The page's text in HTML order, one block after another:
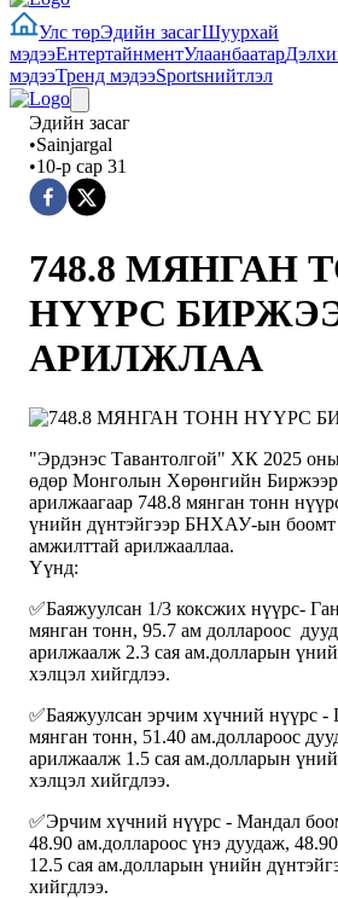
Улс төрЭдийн засагШуурхай
мэдээЕнтертайнментУлаанбаатар
мэдээТренд мэдээSportsнийтлэл
Эдийн засаг
•Sainjargal
•10-р сар 31
748.8 МЯНГАН
НҮҮРС
АРИЛЖЛАА
"Эрдэнэс Тавантолгой" ХК 2025
өдөр Монголын Хөрөнгийн Биржээр
арилжаагаар 748.8 мянган тонн
үнийн дүнтэйгээр БНХАУ-ын боомт
амжилттай арилжааллаа.
Үүнд:
✅Баяжуулсан 1/3 коксжих нүүрс-
мянган тонн, 95.7 ам доллароос
арилжаалж 2.3 сая ам.долларын
хэлцэл хийгдлээ.
✅Баяжуулсан эрчим хүчний нүүрс -
мянган тонн, 51.40 ам.доллароос
арилжаалж 1.5 сая ам.долларын
хэлцэл хийгдлээ.
✅Эрчим хүчний нүүрс - Мандал
48.90 ам.доллароос үнэ дуудаж,
12.5 сая ам.долларын үнийн
хийгдлээ.